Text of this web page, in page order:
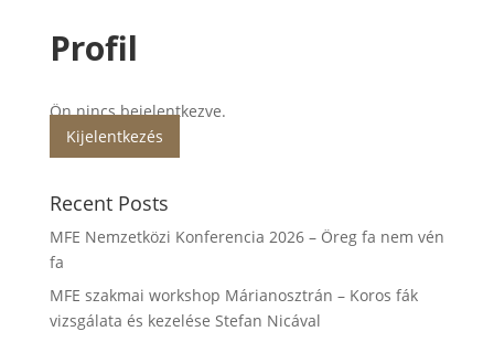
Profil
Ön nincs bejelentkezve.
Kijelentkezés
Recent Posts
MFE Nemzetközi Konferencia 2026 – Öreg fa nem vén
fa
MFE szakmai workshop Márianosztrán – Koros fák
vizsgálata és kezelése Stefan Nicával